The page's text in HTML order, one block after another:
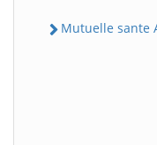
Mutuelle sante